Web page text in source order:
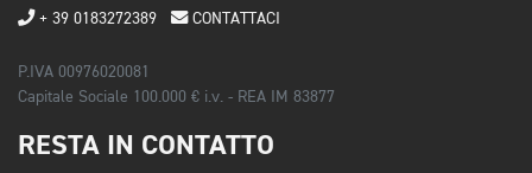
+ 39 0183272389 CONTATTACI
P.IVA 00976020081
Capitale Sociale 100.000 € i.v. - REA IM 83877
RESTA IN CONTATTO